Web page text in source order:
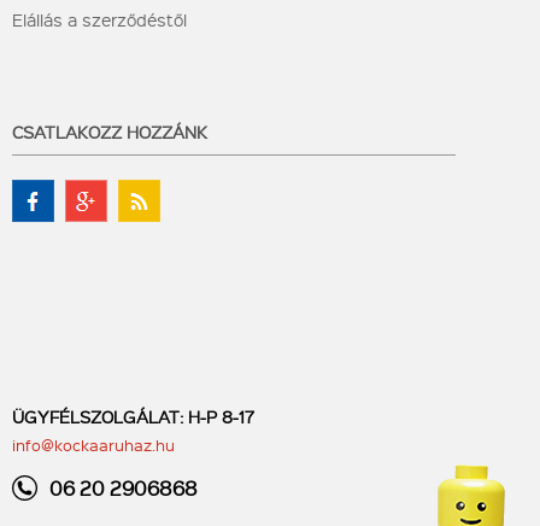
Elállás a szerződéstől
CSATLAKOZZ HOZZÁNK
ÜGYFÉLSZOLGÁLAT: H-P 8-17
info@kockaaruhaz.hu
06 20 2906868